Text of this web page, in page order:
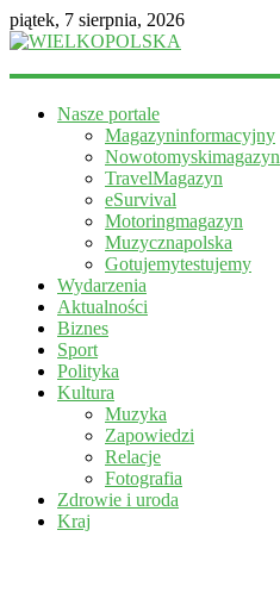
piątek, 7 sierpnia, 2026
WIELKOPOLSKA
informacyjny
Nasze portale
Magazyninformacyjny
Nowotomyskimagazyn
TravelMagazyn
eSurvival
Motoringmagazyn
Muzycznapolska
Gotujemytestujemy
Wydarzenia
Aktualności
Biznes
Sport
Polityka
Kultura
Muzyka
Zapowiedzi
Relacje
Fotografia
Zdrowie i uroda
Kraj